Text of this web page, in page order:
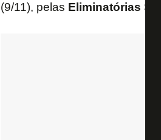
(9/11), pelas Eliminatórias